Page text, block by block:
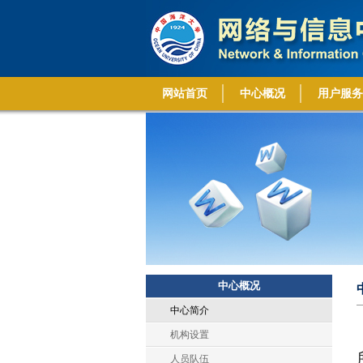
网站首页 中心概况 用户服务
中心概况
中心简介
机构设置
人员队伍